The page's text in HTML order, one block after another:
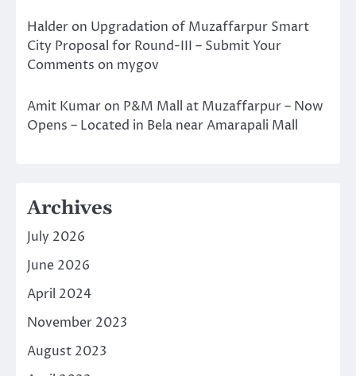
Halder on Upgradation of Muzaffarpur Smart
City Proposal for Round-III – Submit Your
Comments on mygov
Amit Kumar on P&M Mall at Muzaffarpur – Now
Opens – Located in Bela near Amarapali Mall
Archives
July 2026
June 2026
April 2024
November 2023
August 2023